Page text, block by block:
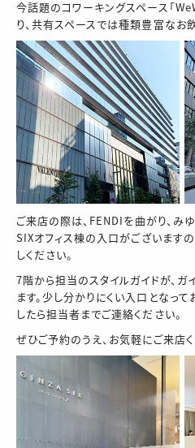
今話題のコワーキングスペース「
り、共有スペースでは種類豊富なお
ご来店の際は、FENDIを曲がり、み
SIXオフィス棟の入口がございます
しください。
7階から担当のスタイルガイドが、ガ
ます。少し分かりにくい入口となっ
したら担当者までご連絡ください。
ぜひご予約のうえ、お気軽にご来店く